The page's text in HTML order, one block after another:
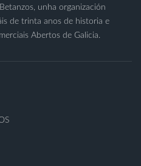
unha organización
de trinta anos de historia e
Abertos de Galicia.